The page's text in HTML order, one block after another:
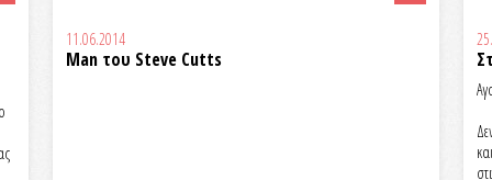
11.06.2014
Man του Steve Cutts